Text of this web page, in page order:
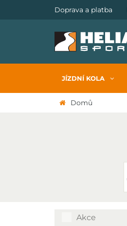
Doprava a platba
JÍZDNÍ KOLA
Domů
Akce